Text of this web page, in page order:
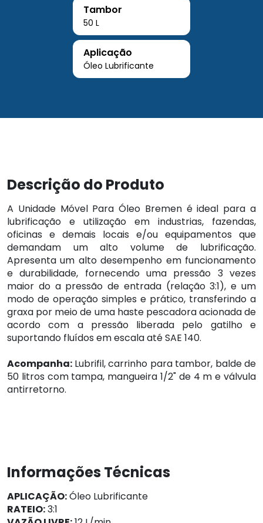
Tambor
50 L
Aplicação
Óleo Lubrificante
Descrição do Produto
A Unidade Móvel Para Óleo Bremen é ideal para a
lubrificação e utilização em industrias, fazendas,
oficinas e demais locais e/ou equipamentos que
demandam um alto volume de lubrificação.
Apresenta um alto desempenho em funcionamento
e durabilidade, fornecendo uma pressão 3 vezes
maior do a pressão de entrada (relação 3:1), e um
modo de operação simples e prático, transferindo a
graxa por meio de uma haste pescadora acionada de
acordo com a pressão liberada pelo gatilho e
suportando fluídos em escala até SAE 140.
Acompanha: Lubrifil, carrinho para tambor, balde de
50 litros com tampa, mangueira 1/2" de 4 m e válvula
antirretorno.
Informações Técnicas
APLICAÇÃO:Óleo Lubrificante
RATEIO:3:1